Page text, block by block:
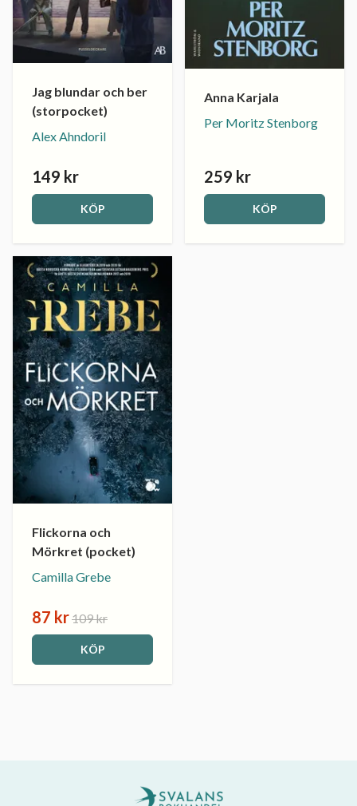
Jag blundar och ber
(storpocket)
Alex Ahndoril
149 kr
KÖP
Anna Karjala
Per Moritz Stenborg
259 kr
KÖP
Flickorna och
Mörkret (pocket)
Camilla Grebe
87 kr109 kr
KÖP